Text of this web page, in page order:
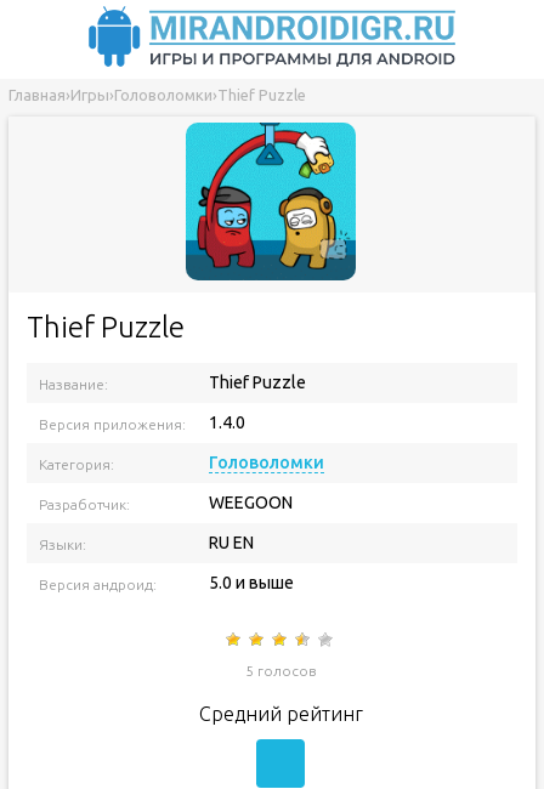
Главная›Игры›Головоломки›Thief Puzzle
Thief Puzzle
Название: Thief Puzzle
Версия приложения: 1.4.0
Категория: Головоломки
Разработчик: WEEGOON
Языки: RU EN
Версия андроид: 5.0 и выше
5 голосов
Средний рейтинг